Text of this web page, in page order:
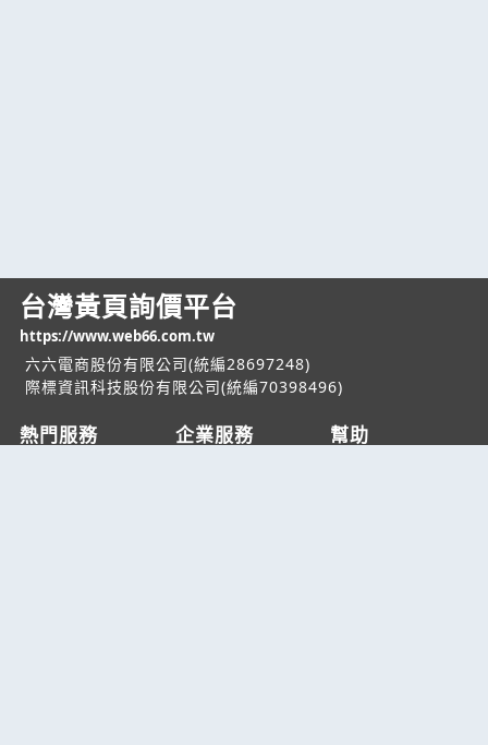
台灣黃頁詢價平台
https://www.web66.com.tw
六六電商股份有限公司(統編28697248)
際標資訊科技股份有限公司(統編70398496)
熱門服務 企業服務 幫助